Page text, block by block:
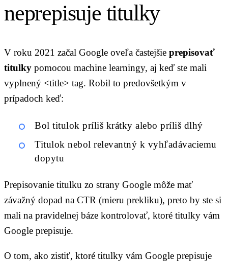
neprepisuje titulky
V roku 2021 začal Google oveľa častejšie prepisovať
titulky pomocou machine learningy, aj keď ste mali
vyplnený <title> tag. Robil to predovšetkým v
prípadoch keď:
Bol titulok príliš krátky alebo príliš dlhý
Titulok nebol relevantný k vyhľadávaciemu
dopytu
Prepisovanie titulku zo strany Google môže mať
závažný dopad na CTR (mieru prekliku), preto by ste si
mali na pravidelnej báze kontrolovať, ktoré titulky vám
Google prepisuje.
O tom, ako zistiť, ktoré titulky vám Google prepisuje